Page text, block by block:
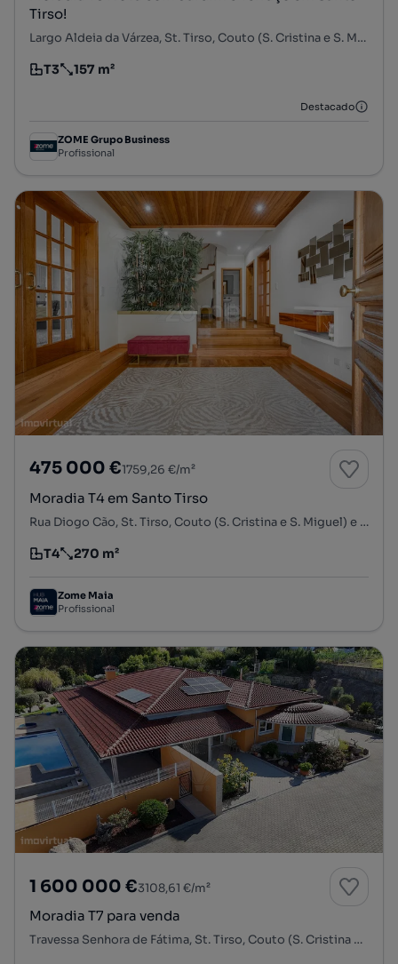
Tirso!
Largo Aldeia da Várzea, St. Tirso, Couto (S. Cristina e S. Miguel) e Burgães, Santo Tirso, Porto
Tipologia
T3
Preço por metro quadrado
157 m²
Destacado
ZOME Grupo Business
Profissional
475 000 €1759,26 €/m²
Moradia T4 em Santo Tirso
Rua Diogo Cão, St. Tirso, Couto (S. Cristina e S. Miguel) e Burgães, Santo Tirso, Porto
Tipologia
T4
Preço por metro quadrado
270 m²
Zome Maia
Profissional
1 600 000 €3108,61 €/m²
Moradia T7 para venda
Travessa Senhora de Fátima, St. Tirso, Couto (S. Cristina e S. Miguel) e Burgães, Santo Tirso, Porto